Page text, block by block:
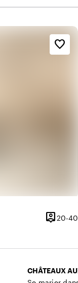
person_pin
Capacité
20-40
favorite_border
CHÂTEAUX